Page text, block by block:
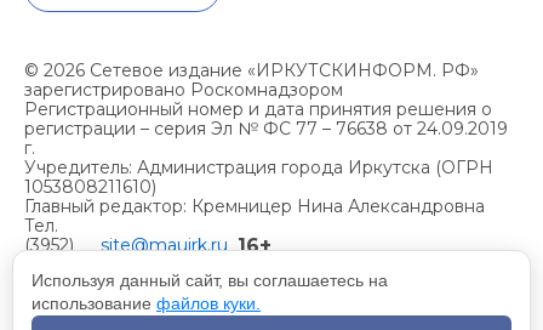
© 2026 Сетевое издание «ИРКУТСКИНФОРМ. РФ»
зарегистрировано Роскомнадзором
Регистрационный номер и дата принятия решения о
регистрации – серия Эл № ФС 77 – 76638 от 24.09.2019
г.
Учредитель: Администрация города Иркутска (ОГРН
1053808211610)
Главный редактор: Кремницер Нина Александровна
Тел.
(3952)
site@mauirk.ru 16+
Учетная политика организации
Используя данный сайт, вы соглашаетесь на
использование файлов куки.